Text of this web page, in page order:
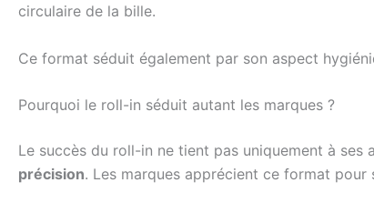
circulaire de la bille.
Ce format séduit également par son aspect
Pourquoi le roll-in séduit autant les marques ?
Le succès du roll-in ne tient pas uniquement à
précision. Les marques apprécient ce format